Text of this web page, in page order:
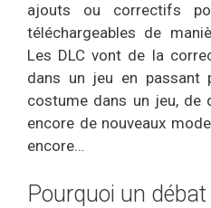
ajouts ou correctifs
téléchargeables de
Les DLC vont de la
dans un jeu en passant
costume dans un jeu, de
encore de nouveaux
encore…
Pourquoi un